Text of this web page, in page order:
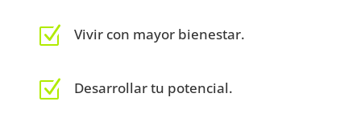
Z Vivir con mayor bienestar.
Z Desarrollar tu potencial.